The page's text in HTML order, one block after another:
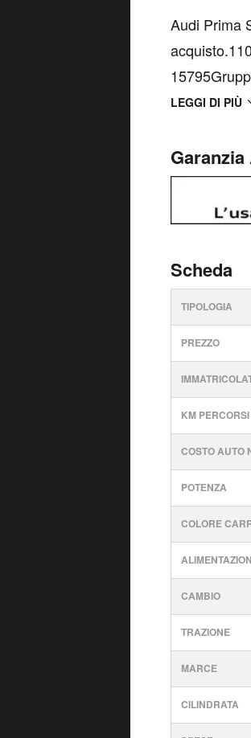
Audi Prima
Financial
LEGGI DI PIÙ
Scheda
TIPOLOGIA
PREZZO
KM PERCORSI
COSTO AUTO
POTENZA
COLORE
CAMBIO
TRAZIONE
MARCE
CILINDRATA